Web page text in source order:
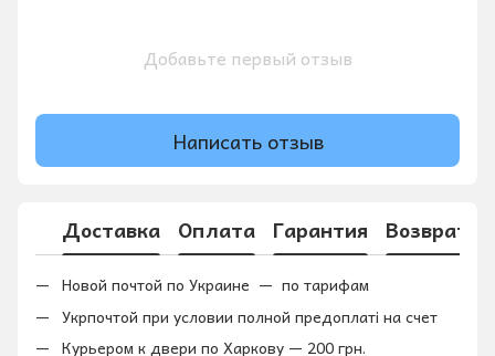
Добавьте первый отзыв
Написать отзыв
Доставка Оплата Гарантия Возврат
Новой почтой по Украине — по тарифам
Укрпочтой при условии полной предоплаті на счет
Курьером к двери по Харкову — 200 грн.